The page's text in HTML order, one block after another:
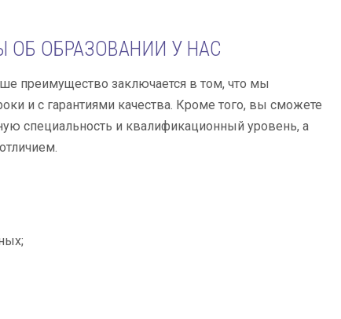
ОБ ОБРАЗОВАНИИ У НАС
преимущество заключается в том, что мы
и с гарантиями качества. Кроме того, вы сможете
специальность и квалификационный уровень, а